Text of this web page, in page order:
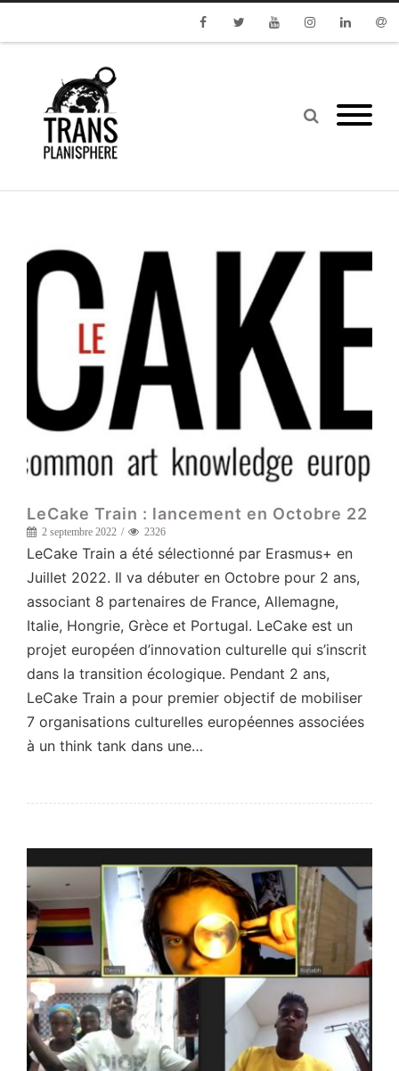
LeCake Train : lancement en Octobre 22
2 septembre 2022 2326
LeCake Train a été sélectionné par Erasmus+ en
Juillet 2022. Il va débuter en Octobre pour 2 ans,
associant 8 partenaires de France, Allemagne,
Italie, Hongrie, Grèce et Portugal. LeCake est un
projet européen d’innovation culturelle qui s’inscrit
dans la transition écologique. Pendant 2 ans,
LeCake Train a pour premier objectif de mobiliser
7 organisations culturelles européennes associées
à un think tank dans une…